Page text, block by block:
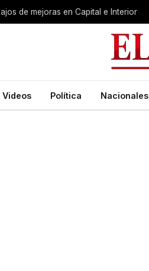
de mejoras en Capital e Interior
Videos Política Nacionales